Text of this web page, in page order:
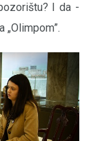
I da -